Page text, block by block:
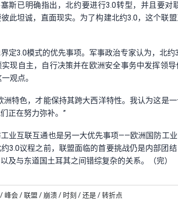
斯已明确指出，北约要进行3.0转型，并且要
此坦诚，直面现实。为了构建北约3.0，这个联
定3.0模式的优先事项。军事政治专家认为，北
现自主，自行决策并在欧洲安全事务中发挥领
观点。
洲特色，才能保持其跨大西洋特性。我认为这是
正在努力弥补。”
业互联互通也是另一大优先事项——欧洲国防工
3.0议程之前，联盟面临的首要挑战仍是内部团
及与东道国土耳其之间错综复杂的关系。（完）
峰会 /联盟 / 崩溃 / 时刻 /还是 /转折点